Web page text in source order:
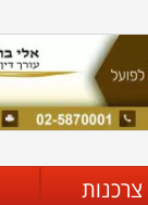
צרכנות